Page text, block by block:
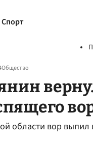
Спорт
Общество
области вор выпил